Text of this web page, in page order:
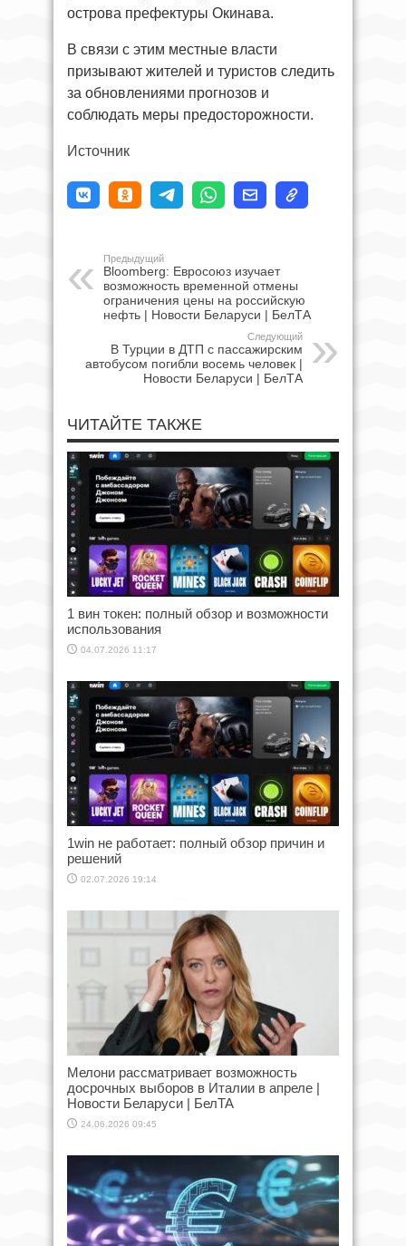
острова префектуры Окинава.
В связи с этим местные власти
призывают жителей и туристов следить
за обновлениями прогнозов и
соблюдать меры предосторожности.
Источник
Предыдущий
Bloomberg: Евросоюз изучает
возможность временной отмены
ограничения цены на российскую
нефть | Новости Беларуси | БелТА
Следующий
В Турции в ДТП с пассажирским
автобусом погибли восемь человек |
Новости Беларуси | БелТА
ЧИТАЙТЕ ТАКЖЕ
1 вин токен: полный обзор и возможности
использования
04.07.2026 11:17
1win не работает: полный обзор причин и
решений
02.07.2026 19:14
Мелони рассматривает возможность
досрочных выборов в Италии в апреле |
Новости Беларуси | БелТА
24.06.2026 09:45